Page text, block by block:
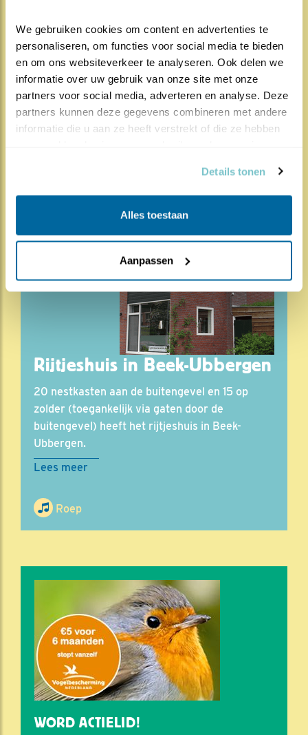
We gebruiken cookies om content en advertenties te
personaliseren, om functies voor social media te bieden
en om ons websiteverkeer te analyseren. Ook delen we
informatie over uw gebruik van onze site met onze
partners voor social media, adverteren en analyse. Deze
partners kunnen deze gegevens combineren met andere
informatie die u aan ze heeft verstrekt of die ze hebben
Details tonen
Alles toestaan
Aanpassen
PAGINA VINDT U DE LINK.
Deze vraag is gesteld door Moderator_16.
Veelgestelde vragen over de gierzwaluw
Rijtjeshuis in Beek-Ubbergen
20 nestkasten aan de buitengevel en 15 op
zolder (toegankelijk via gaten door de
buitengevel) heeft het rijtjeshuis in Beek-
Ubbergen.
Lees meer
Roep
WORD ACTIELID!